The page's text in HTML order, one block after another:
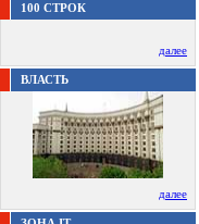
100 СТРОК
далее
ВЛАСТЬ
далее